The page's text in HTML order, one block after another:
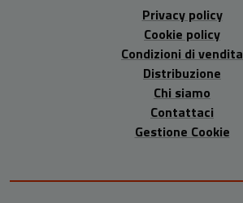
Privacy policy
Cookie policy
Condizioni di vendita
Distribuzione
Chi siamo
Contattaci
Gestione Cookie